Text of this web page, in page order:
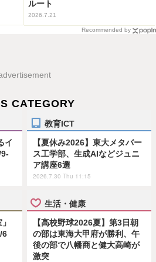
ルート
2026.7.21
Recommended by
CATEGORY
イ
教育ICT
【夏休み2026】東大メタバー
ス工学部、生成AIなどジュニ
ア講座6選
2026.7.30 Thu 11:15
6
生活・健康
【高校野球2026夏】第3日朝
の部は東海大甲府が勝利、午
後の部で八幡商と健大高崎が
激突